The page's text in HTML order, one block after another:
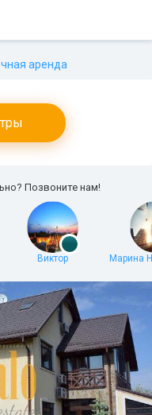
аренда
Позвоните нам!
Виктор Марина